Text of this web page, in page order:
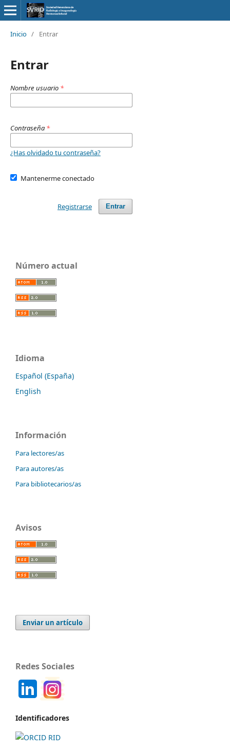
Inicio / Entrar
Entrar
Nombre usuario *
Contraseña *
¿Has olvidado tu contraseña?
Mantenerme conectado
Entrar
Registrarse
Número actual
Idioma
Español (España)
English
Información
Para lectores/as
Para autores/as
Para bibliotecarios/as
Avisos
Enviar un artículo
Redes Sociales
Identificadores